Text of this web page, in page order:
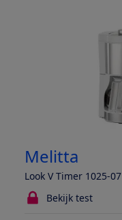
Melitta
Look V Timer 1025-07
Bekijk test